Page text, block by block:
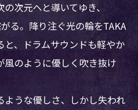
次元へと導いてゆき、
る。降り注ぐ光の輪をTAKA
と、ドラムサウンドも軽やか
風のように優しく吹き抜け
ような優しさ、しかし失われ